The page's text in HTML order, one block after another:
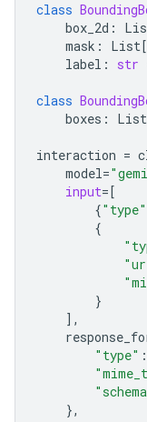
class
box_2d :
mask : List[
label : str
class
boxes : List
interaction =
model=
input=[
{"type"
{
}
],
"type" :
},